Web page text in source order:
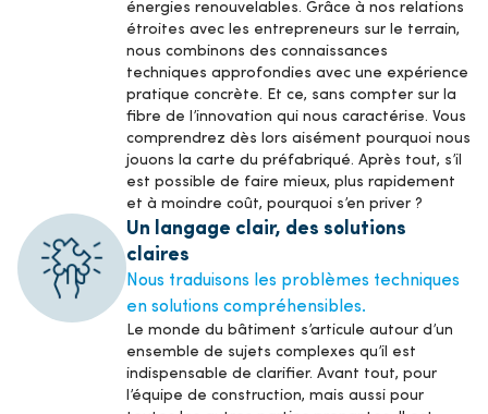
énergies renouvelables. Grâce à nos relations
étroites avec les entrepreneurs sur le terrain,
nous combinons des connaissances
techniques approfondies avec une expérience
pratique concrète. Et ce, sans compter sur la
fibre de l’innovation qui nous caractérise. Vous
comprendrez dès lors aisément pourquoi nous
jouons la carte du préfabriqué. Après tout, s’il
est possible de faire mieux, plus rapidement
et à moindre coût, pourquoi s’en priver ?
Un langage clair, des solutions
claires
Nous traduisons les problèmes techniques
en solutions compréhensibles.
Le monde du bâtiment s’articule autour d’un
ensemble de sujets complexes qu’il est
indispensable de clarifier. Avant tout, pour
l’équipe de construction, mais aussi pour